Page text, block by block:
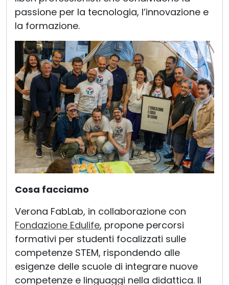
passione per la tecnologia, l’innovazione e
la formazione.
Cosa facciamo
Verona FabLab, in collaborazione con
Fondazione Edulife, propone percorsi
formativi per studenti focalizzati sulle
competenze STEM, rispondendo alle
esigenze delle scuole di integrare nuove
competenze e linguaggi nella didattica. Il